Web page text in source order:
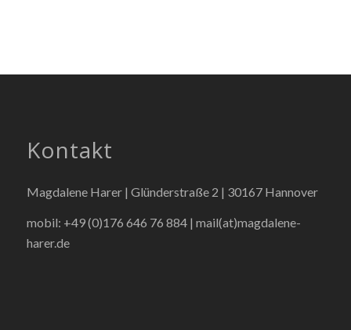
Kontakt
Magdalene Harer | Glünderstraße 2 | 30167 Hannover
mobil: +49 (0)176 646 76 884 | mail(at)magdalene-
harer.de